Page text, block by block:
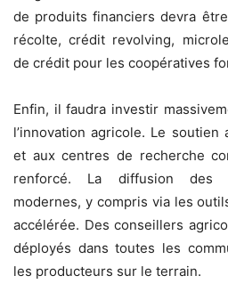
de produits financiers devra
récolte, crédit revolving,
de crédit pour les coopératives
Enfin, il faudra investir
l’innovation agricole. Le
et aux centres de recherche
renforcé. La diffusion des
modernes, y compris via les
accélérée. Des conseillers
déployés dans toutes les
les producteurs sur le terrain.